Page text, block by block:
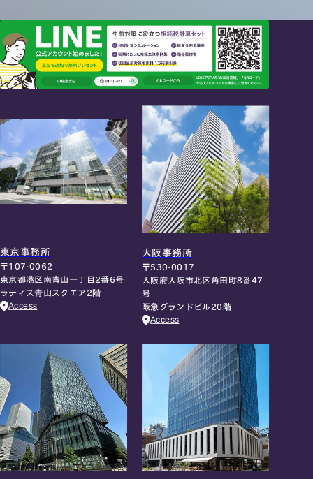
東京事務所
〒107-0062
東京都港区南青山一丁目2番6号
ラティス青山スクエア2階
Access
大阪事務所
〒530-0017
大阪府大阪市北区角田町8番47
号
阪急グランドビル20階
Access